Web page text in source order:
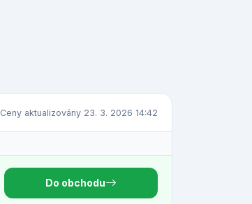
Ceny aktualizovány 23. 3. 2026 14:42
Do obchodu